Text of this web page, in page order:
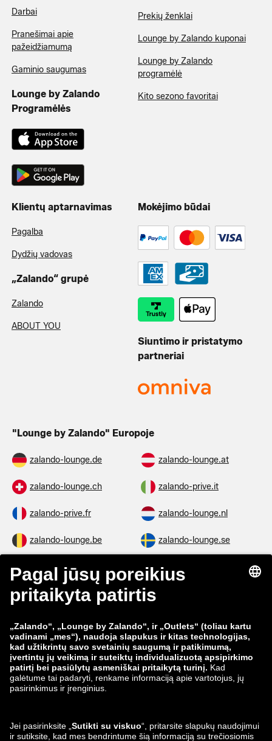
Darbai
Pranešimai apie
pažeidžiamumą
Gaminio saugumas
Lounge by Zalando
Programėlės
Prekių ženklai
Lounge by Zalando kuponai
Lounge by Zalando
programėlė
Kito sezono favoritai
Klientų aptarnavimas
Pagalba
Dydžių vadovas
„Zalando“ grupė
Zalando
ABOUT YOU
Mokėjimo būdai
Siuntimo ir pristatymo
partneriai
"Lounge by Zalando" Europoje
zalando-lounge.de zalando-lounge.at
zalando-lounge.ch zalando-prive.it
zalando-prive.fr zalando-lounge.nl
zalando-lounge.be zalando-lounge.se
zalando-lounge.fi zalando-lounge.dk
zalando-lounge.co.uk
zalando-lounge.lt zalando-lounge.sk
zalando-lounge.ro zalando-lounge.hr
zalando-lounge.lu zalando-lounge.ee